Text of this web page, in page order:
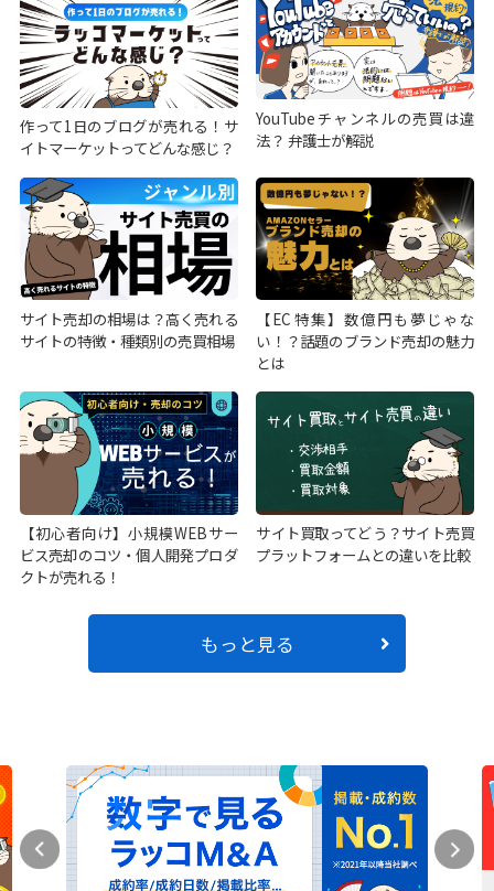
作って1日のブログが売れる！サ
イトマーケットってどんな感じ？
YouTubeチャンネルの売買は違
法？ 弁護士が解説
サイト売却の相場は？高く売れる
サイトの特徴・種類別の売買相場
【EC特集】数億円も夢じゃな
い！？話題のブランド売却の魅力
とは
【初心者向け】小規模WEBサー
ビス売却のコツ・個人開発プロダ
クトが売れる！
サイト買取ってどう？サイト売買
プラットフォームとの違いを比較
もっと見る